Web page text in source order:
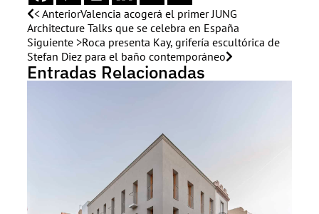
< AnteriorValencia acogerá el primer JUNG
Architecture Talks que se celebra en España
Siguiente >Roca presenta Kay, grifería escultórica de
Stefan Diez para el baño contemporáneo
Entradas Relacionadas